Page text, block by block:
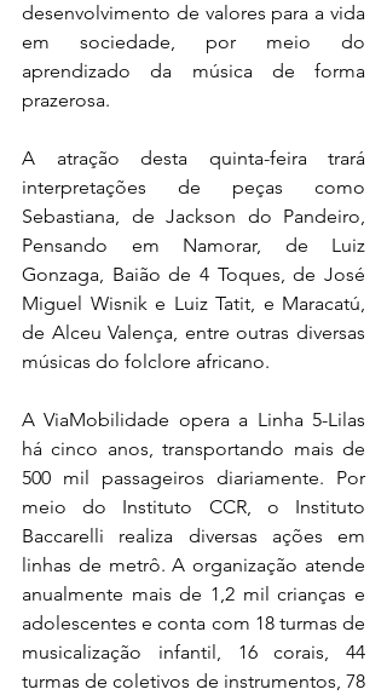
desenvolvimento de valores para a vida
em sociedade, por meio do
aprendizado da música de forma
prazerosa.
A atração desta quinta-feira trará
interpretações de peças como
Sebastiana, de Jackson do Pandeiro,
Pensando em Namorar, de Luiz
Gonzaga, Baião de 4 Toques, de José
Miguel Wisnik e Luiz Tatit, e Maracatú,
de Alceu Valença, entre outras diversas
músicas do folclore africano.
A ViaMobilidade opera a Linha 5-Lilas
há cinco anos, transportando mais de
500 mil passageiros diariamente. Por
meio do Instituto CCR, o Instituto
Baccarelli realiza diversas ações em
linhas de metrô. A organização atende
anualmente mais de 1,2 mil crianças e
adolescentes e conta com 18 turmas de
musicalização infantil, 16 corais, 44
turmas de coletivos de instrumentos, 78